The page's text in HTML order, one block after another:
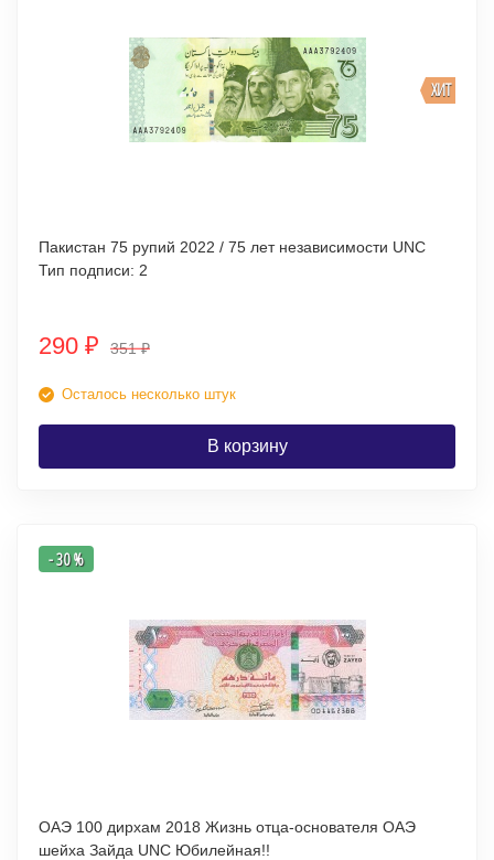
ХИТ
Пакистан 75 рупий 2022 / 75 лет независимости UNC
Тип подписи: 2
290 ₽ 351₽
Осталось несколько штук
В корзину
- 30 %
ОАЭ 100 дирхам 2018 Жизнь отца-основателя ОАЭ
шейха Зайда UNC Юбилейная!!